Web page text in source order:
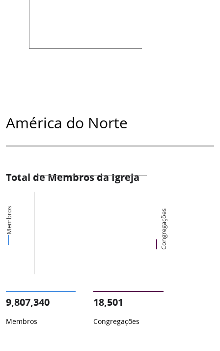
América do Norte
Total de Membros da Igreja
Membros Congregações
9,807,340
Membros
18,501
Congregações